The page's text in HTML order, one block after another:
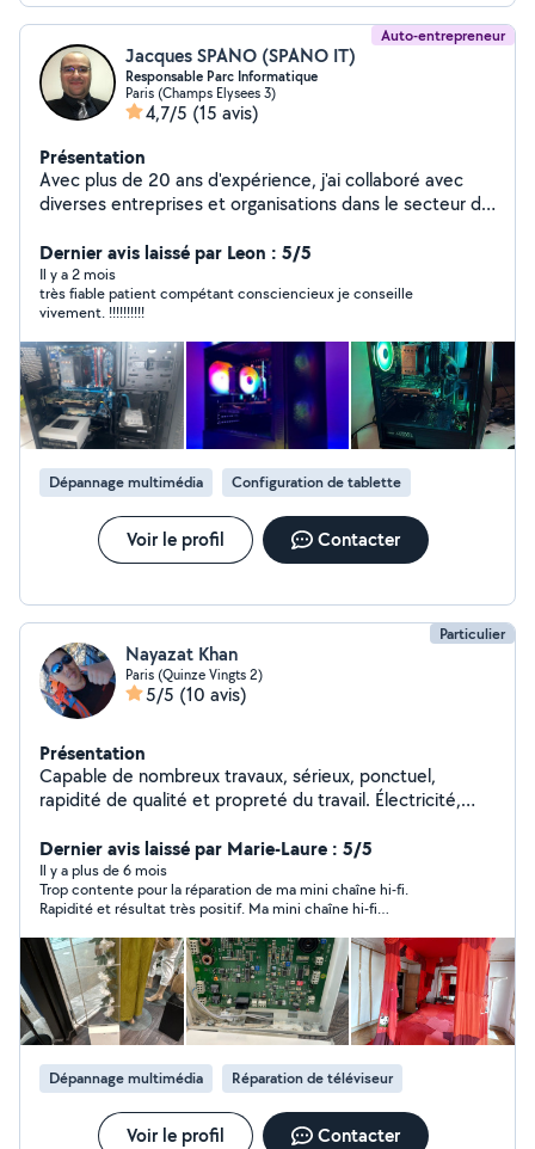
Auto-entrepreneur
Jacques SPANO (SPANO IT)
Responsable Parc Informatique
Paris (Champs Elysees 3)
4,7/5 (15 avis)
Présentation
Avec plus de 20 ans d'expérience, j'ai collaboré avec
diverses entreprises et organisations dans le secteur du
informatique stable et performante. Je peux vous
apporter mon expertise en assistance et en dépannage
informatique.
Dernier avis laissé par Leon : 5/5
Il y a 2 mois
très fiable patient compétant consciencieux je conseille
vivement. !!!!!!!!!!
Dépannage multimédia Configuration de tablette
Voir le profil Contacter
Particulier
Nayazat Khan
Paris (Quinze Vingts 2)
5/5 (10 avis)
Présentation
Capable de nombreux travaux, sérieux, ponctuel,
rapidité de qualité et propreté du travail. Électricité,
Dernier avis laissé par Marie-Laure : 5/5
Il y a plus de 6 mois
Trop contente pour la réparation de ma mini chaîne hi-fi.
Rapidité et résultat très positif. Ma mini chaîne hi-fi
solliciter Sayat, je vous le recommande les yeux fermés.
Compétent et d'une très grande gentillesse.
Dépannage multimédia Réparation de téléviseur
Voir le profil Contacter